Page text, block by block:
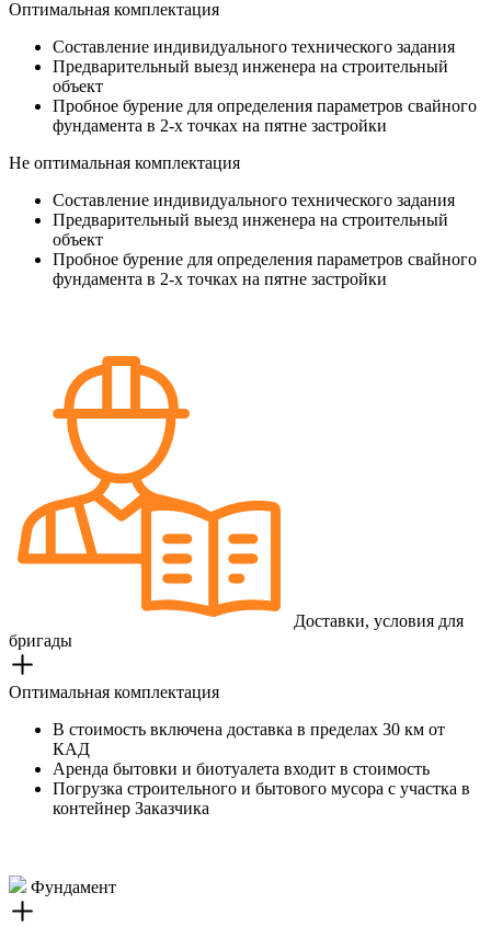
Оптимальная комплектация
Составление индивидуального технического задания
Предварительный выезд инженера на строительный
объект
Пробное бурение для определения параметров свайного
фундамента в 2-х точках на пятне застройки
Не оптимальная комплектация
Составление индивидуального технического задания
Предварительный выезд инженера на строительный
объект
Пробное бурение для определения параметров свайного
фундамента в 2-х точках на пятне застройки
Доставки, условия для
бригады
Оптимальная комплектация
В стоимость включена доставка в пределах 30 км от
КАД
Аренда бытовки и биотуалета входит в стоимость
Погрузка строительного и бытового мусора с участка в
контейнер Заказчика
Фундамент